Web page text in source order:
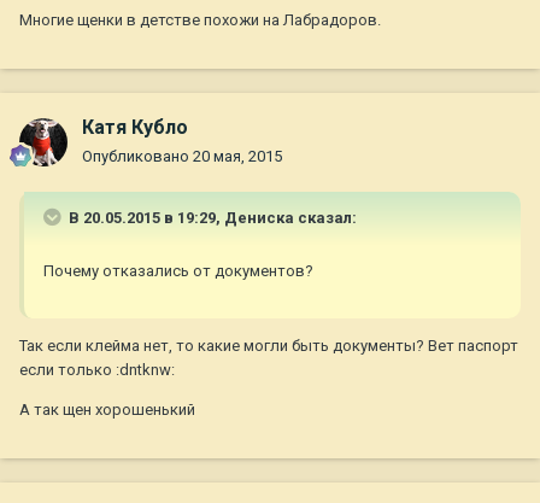
Многие щенки в детстве похожи на Лабрадоров.
Катя Кубло
Опубликовано 20 мая, 2015
В 20.05.2015 в 19:29, Дениска сказал:
Почему отказались от документов?
Так если клейма нет, то какие могли быть документы? Вет паспорт
если только :dntknw:
А так щен хорошенький